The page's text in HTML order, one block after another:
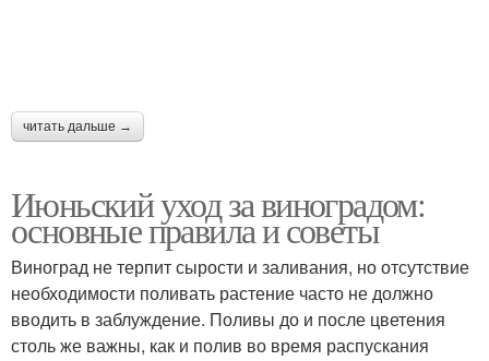
читать дальше →
Июньский уход за виноградом:
основные правила и советы
Виноград не терпит сырости и заливания, но отсутствие
необходимости поливать растение часто не должно
вводить в заблуждение. Поливы до и после цветения
столь же важны, как и полив во время распускания